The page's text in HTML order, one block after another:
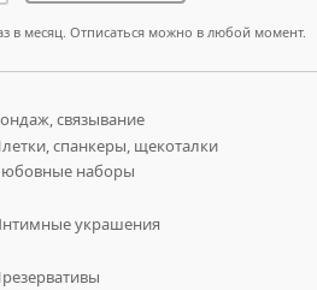
в месяц. Отписаться можно в любой момент.
связывание
спанкеры, щекоталки
наборы
украшения